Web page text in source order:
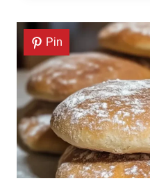
Pin